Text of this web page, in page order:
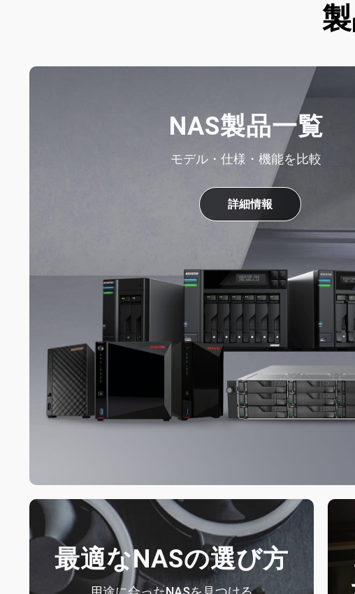
NAS製品一覧
モデル・仕様・機能を比較
詳細情報
最適なNASの選び方